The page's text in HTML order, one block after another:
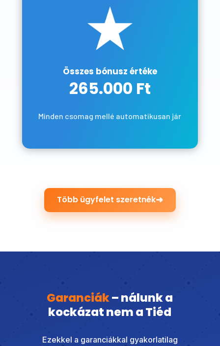
Összes bónusz értéke
265.000 Ft
Minden csomag mellé automatikusan jár
Több ügyfelet szeretnék➜
Garanciák– nálunk a
kockázat nem a Tiéd
Ezekkel a garanciákkal gyakorlatilag